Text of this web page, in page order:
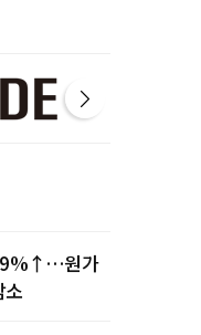
원가
소